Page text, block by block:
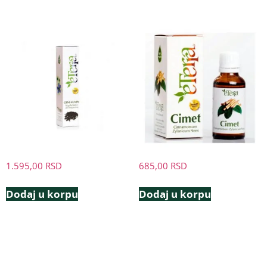
1.595,00 RSD
Dodaj u korpu
685,00 RSD
Dodaj u korpu